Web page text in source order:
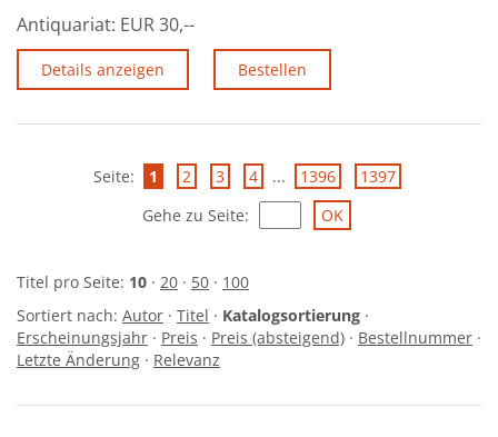
Antiquariat: EUR 30,--
Details anzeigen Bestellen
Seite: 1 2 3 4 ... 1396
1397
Gehe zu Seite:
Titel pro Seite: 10 · 20 · 50 · 100
Sortiert nach: Autor · Titel · Katalogsortierung ·
Erscheinungsjahr · Preis · Preis (absteigend) · Bestellnummer ·
Letzte Änderung · Relevanz